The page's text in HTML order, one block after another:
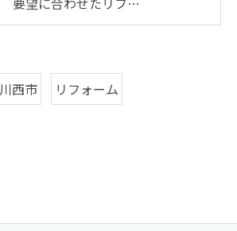
川西市 リフォーム